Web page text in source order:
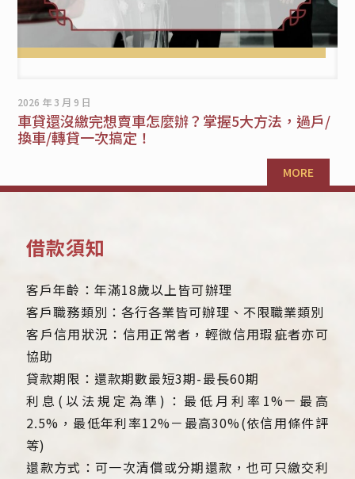
2026 年 3 月 9 日
車貸還沒繳完想賣車怎麼辦？掌握5大方法，過戶/
換車/轉貸一次搞定！
MORE
借款須知
客戶年齡：年滿18歲以上皆可辦理
客戶職務類別：各行各業皆可辦理、不限職業類別
客戶信用狀況：信用正常者，輕微信用瑕疵者亦可
協助
貸款期限：還款期數最短3期-最長60期
利息(以法規定為準)：最低月利率1%－最高
2.5%，最低年利率12%－最高30%(依信用條件評
等)
還款方式：可一次清償或分期還款，也可只繳交利